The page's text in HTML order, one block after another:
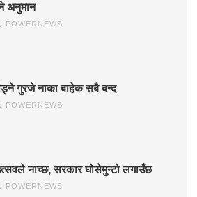
अनुमान
POWERNEWS
गुरजे नाका बाहेक सबै बन्द
POWERNEWS
नाच्छ, सरकार घोसेमुन्टो लगाउँछ
POWERNEWS